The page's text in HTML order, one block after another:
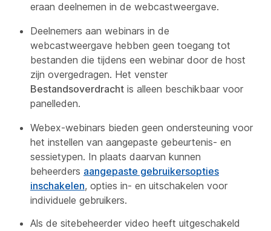
eraan deelnemen in de webcastweergave.
Deelnemers aan webinars in de
webcastweergave hebben geen toegang tot
bestanden die tijdens een webinar door de host
zijn overgedragen. Het venster
Bestandsoverdracht is alleen beschikbaar voor
panelleden.
Webex-webinars bieden geen ondersteuning voor
het instellen van aangepaste gebeurtenis- en
sessietypen. In plaats daarvan kunnen
beheerders aangepaste gebruikersopties
inschakelen, opties in- en uitschakelen voor
individuele gebruikers.
Als de sitebeheerder video heeft uitgeschakeld